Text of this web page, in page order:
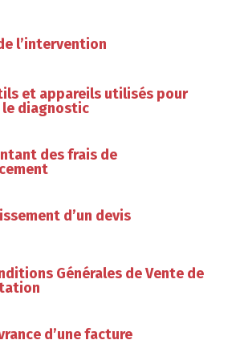
l’intervention
et appareils utilisés pour
diagnostic
des frais de
d’un devis
Générales de Vente de
d’une facture